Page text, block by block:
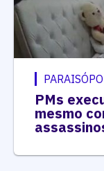
PMs
mesmo